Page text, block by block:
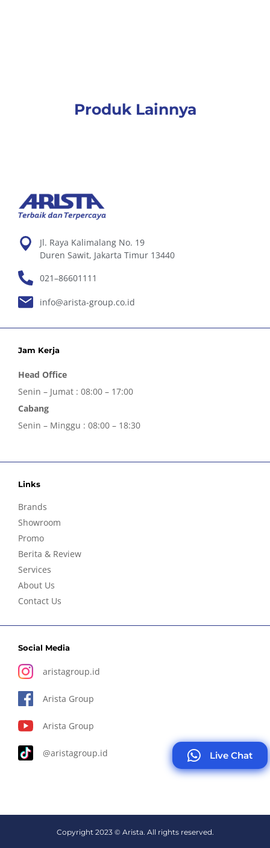
Produk Lainnya
Jl. Raya Kalimalang No. 19
Duren Sawit, Jakarta Timur 13440
021–86601111
info@arista-group.co.id
Jam Kerja
Head Office
Senin – Jumat : 08:00 – 17:00
Cabang
Senin – Minggu : 08:00 – 18:30
Links
Brands
Showroom
Promo
Berita & Review
Services
About Us
Contact Us
Social Media
aristagroup.id
Arista Group
Arista Group
@aristagroup.id
Copyright 2023 © Arista. All rights reserved.
Live Chat